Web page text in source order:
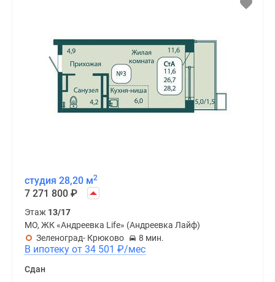
студия 28,20 м2
7 271 800 ₽
Этаж 13/17
МО, ЖК «Андреевка Life» (Андреевка Лайф)
Зеленоград- Крюково
8 мин.
В ипотеку от 34 501 ₽/мес
Сдан